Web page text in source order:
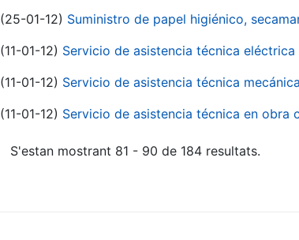
(25-01-12) Suministro de papel higiénico,
(11-01-12) Servicio de asistencia técnica
(11-01-12) Servicio de asistencia técnica
(11-01-12) Servicio de asistencia técnica en obra
S'estan mostrant 81 - 90 de 184 resultats.